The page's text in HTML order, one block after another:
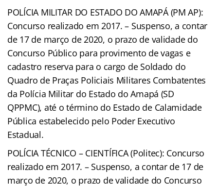
POLÍCIA MILITAR DO ESTADO DO AMAPÁ (PM AP):
Concurso realizado em 2017. – Suspenso, a contar
de 17 de março de 2020, o prazo de validade do
Concurso Público para provimento de vagas e
cadastro reserva para o cargo de Soldado do
Quadro de Praças Policiais Militares Combatentes
da Polícia Militar do Estado do Amapá (SD
QPPMC), até o término do Estado de Calamidade
Pública estabelecido pelo Poder Executivo
Estadual.
POLÍCIA TÉCNICO – CIENTÍFICA (Politec): Concurso
realizado em 2017. – Suspenso, a contar de 17 de
março de 2020, o prazo de validade do Concurso